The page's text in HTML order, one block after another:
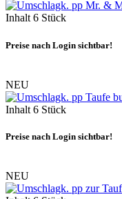
Inhalt6 Stück
Preise nach Login sichtbar!
NEU
Inhalt 6 Stück
Preise nach Login sichtbar!
NEU